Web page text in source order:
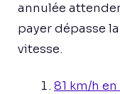
annulée
payer dépasse
vitesse.
81 km/h